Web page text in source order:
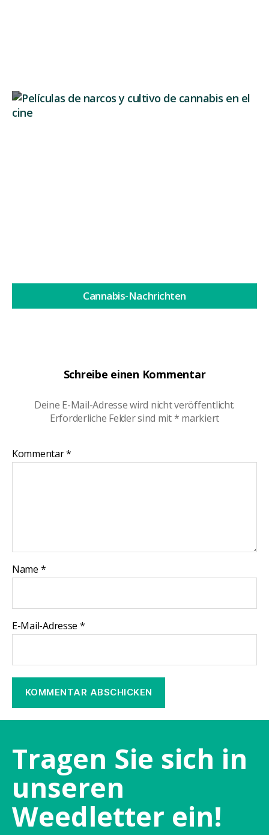
Schreibe einen Kommentar
Deine E-Mail-Adresse wird nicht veröffentlicht.
Erforderliche Felder sind mit* markiert
Kommentar*
Name *
E-Mail-Adresse *
Cannabis-Nachrichten
Tragen Sie sich in
unseren
Weedletter ein!